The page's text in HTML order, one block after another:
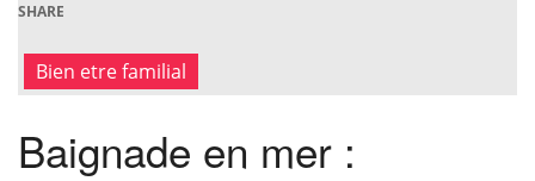
SHARE
Bien etre familial
Baignade en mer :